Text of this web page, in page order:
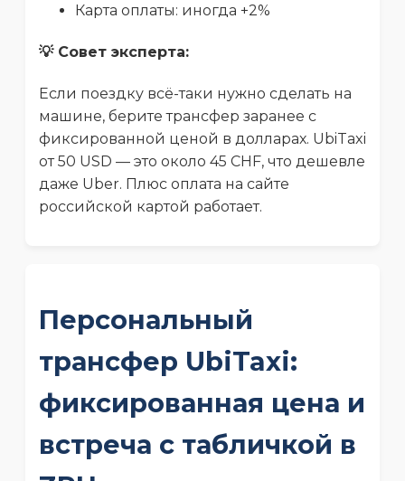
Карта оплаты: иногда +2%
💡 Совет эксперта:
Если поездку всё-таки нужно сделать на
машине, берите трансфер заранее с
фиксированной ценой в долларах. UbiTaxi
от 50 USD — это около 45 CHF, что дешевле
даже Uber. Плюс оплата на сайте
российской картой работает.
Персональный
трансфер UbiTaxi:
фиксированная цена и
встреча с табличкой в